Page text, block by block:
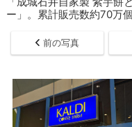
ー」。累計販売数約70万個
前の写真